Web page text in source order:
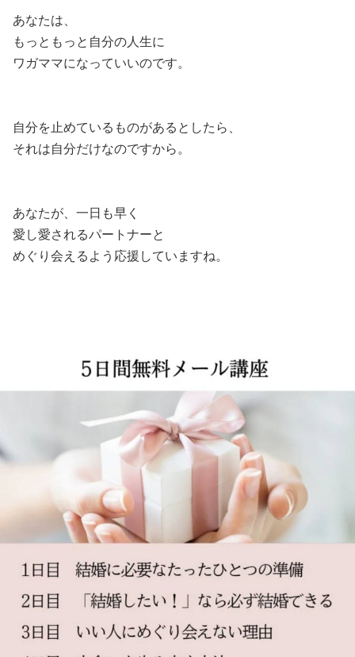
あなたは、
もっともっと自分の人生に
ワガママになっていいのです。
自分を止めているものがあるとしたら、
それは自分だけなのですから。
あなたが、一日も早く
愛し愛されるパートナーと
めぐり会えるよう応援していますね。